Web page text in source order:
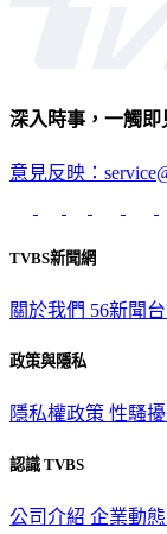
深入時事，一觸即
意見反映：
TVBS新聞網
關於我們 56新聞
政策與隱私
隱私權政策 性騷
認識 TVBS
公司介紹 企業動態